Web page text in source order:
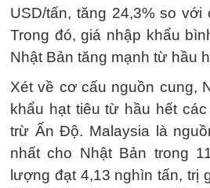
USD/tấn, tăng 24,3% so với
Trong đó, giá nhập khẩu
Nhật Bản tăng mạnh từ hầu
Xét về cơ cấu nguồn cung,
khẩu hạt tiêu từ hầu hết
trừ Ấn Độ. Malaysia là
nhất cho Nhật Bản trong
lượng đạt 4,13 nghìn tấn, trị